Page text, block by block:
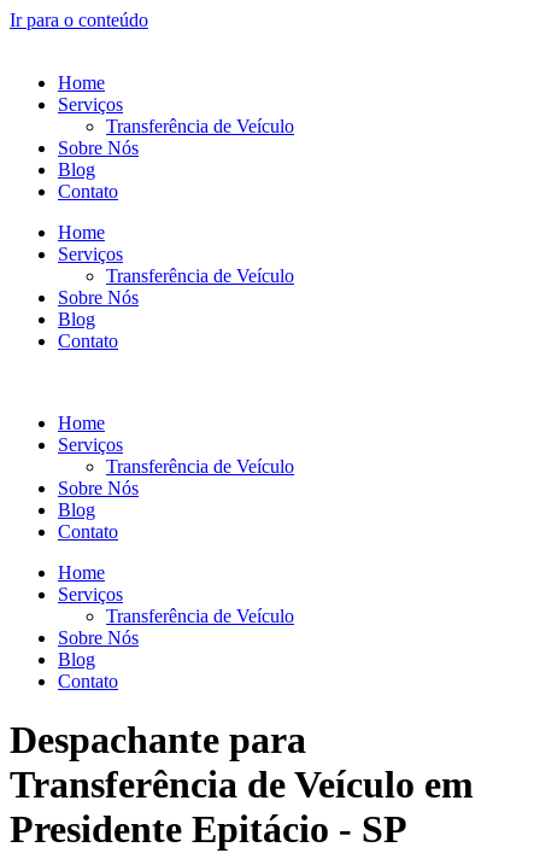
Ir para o conteúdo
Home
Serviços
Transferência de Veículo
Sobre Nós
Blog
Contato
Home
Serviços
Transferência de Veículo
Sobre Nós
Blog
Contato
Home
Serviços
Transferência de Veículo
Sobre Nós
Blog
Contato
Home
Serviços
Transferência de Veículo
Sobre Nós
Blog
Contato
Despachante para
Transferência de Veículo em
Presidente Epitácio - SP